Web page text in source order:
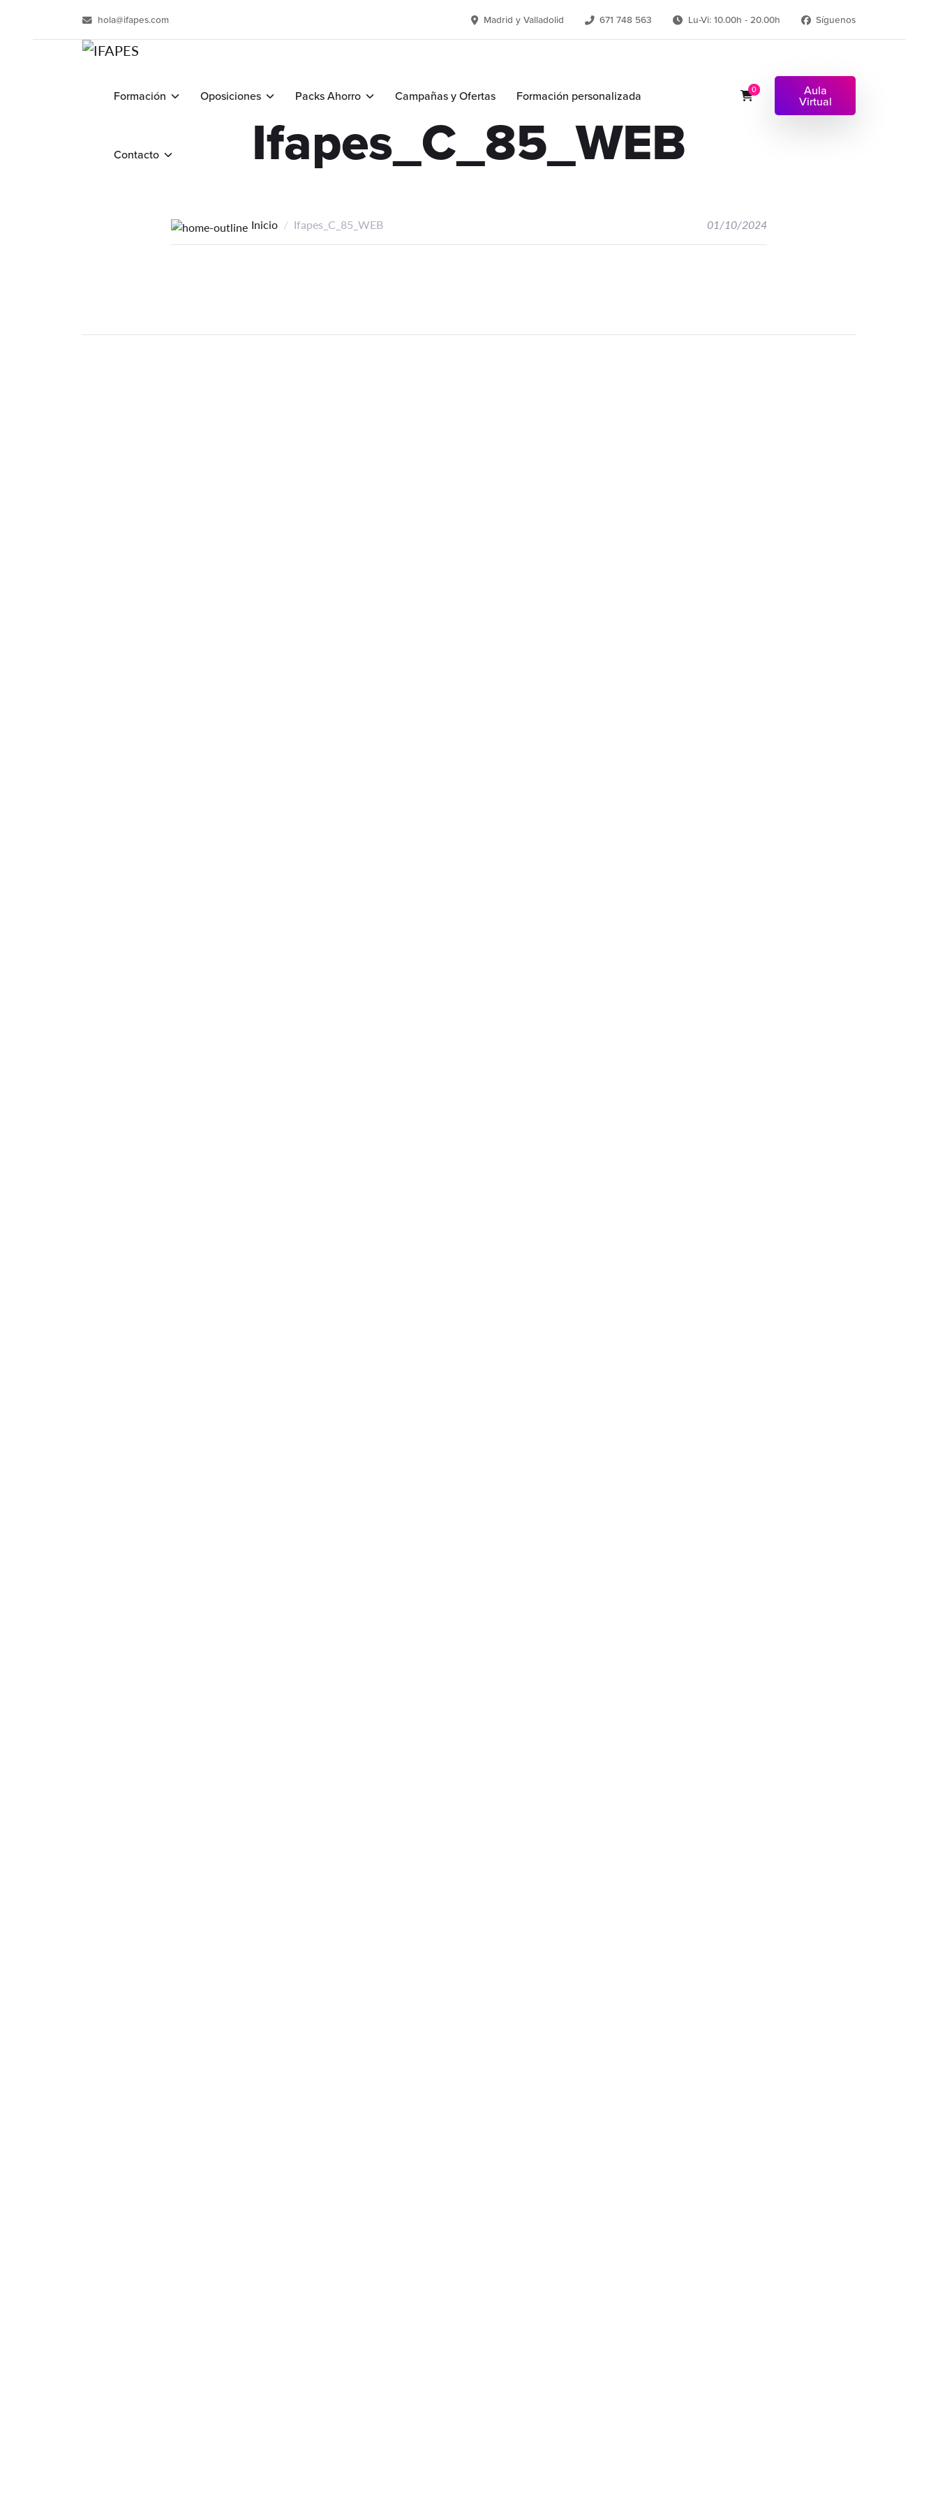
hola@ifapes.com Madrid y Valladolid 671 748 563 Lu-Vi: 10.00h - 20.00h Síguenos
Formación Oposiciones Packs Ahorro Campañas y Ofertas Formación personalizada
Contacto
0 Aula
Virtual
Ifapes_C_85_WEB
Inicio Ifapes_C_85_WEB 01/10/2024